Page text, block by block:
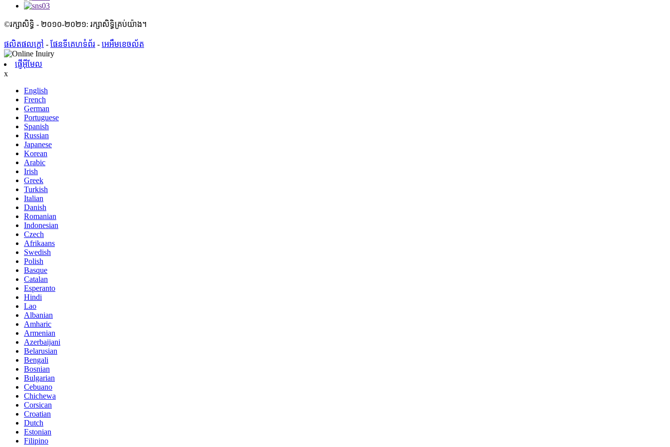
©រក្សាសិទ្ធិ - ២០១០-២០២១: រក្សាសិទ្ធិគ្រប់យ៉ាង។
ផលិតផលក្តៅ - ផែនទីគេហទំព័រ - អេអឹមខេចល័ត
ផ្ញើអ៊ីមែល
x
English
French
German
Portuguese
Spanish
Russian
Japanese
Korean
Arabic
Irish
Greek
Turkish
Italian
Danish
Romanian
Indonesian
Czech
Afrikaans
Swedish
Polish
Basque
Catalan
Esperanto
Hindi
Lao
Albanian
Amharic
Armenian
Azerbaijani
Belarusian
Bengali
Bosnian
Bulgarian
Cebuano
Chichewa
Corsican
Croatian
Dutch
Estonian
Filipino